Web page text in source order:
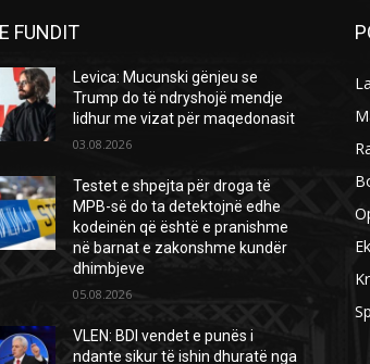
FUNDIT
Levica: Mucunski gënjeu se
Trump do të ndryshojë mendje
lidhur me vizat për maqedonasit
03.08.2026
Testet e shpejta për droga të
MPB-së do ta detektojnë edhe
kodeinën që është e pranishme
në barnat e zakonshme kundër
dhimbjeve
05.08.2026
VLEN: BDI vendet e punës i
ndante sikur të ishin dhuratë nga